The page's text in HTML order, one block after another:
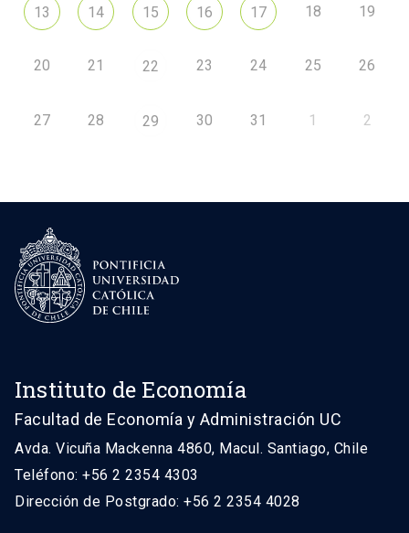
13 14 15 16 17 18 19
20 21 22 23 24 25 26
27 28 29 30 31 1 2
Instituto de Economía
Facultad de Economía y Administración UC
Avda. Vicuña Mackenna 4860, Macul. Santiago, Chile
Teléfono: +56 2 2354 4303
Dirección de Postgrado: +56 2 2354 4028